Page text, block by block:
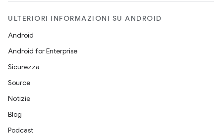
ULTERIORI INFORMAZIONI SU ANDROID
Android
Android for Enterprise
Sicurezza
Source
Notizie
Blog
Podcast